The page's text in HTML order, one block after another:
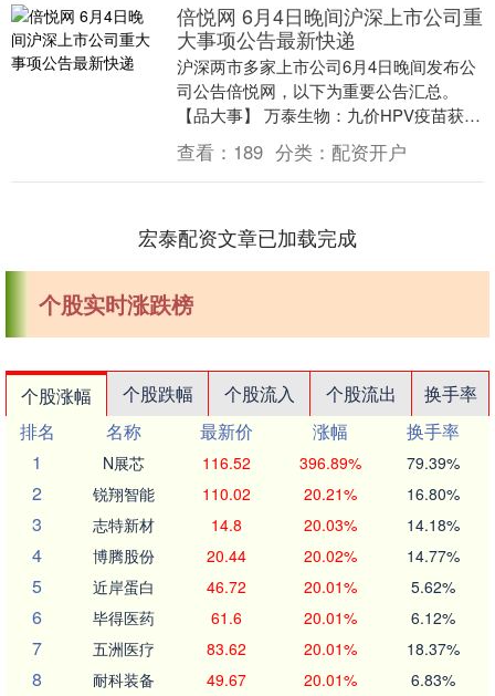
倍悦网 6月4日晚间沪深上市公司重
大事项公告最新快递
沪深两市多家上市公司6月4日晚间发布公
司公告倍悦网，以下为重要公告汇总。
【品大事】 万泰生物：九价HPV疫苗获批
上市 万泰生物公告，公司全资子公司厦门
万泰沧海....
查看： 189 分类： 配资开户
宏泰配资文章已加载完成
个股实时涨跌榜
个股涨幅 个股跌幅 个股流入 个股流出
换手率
排名
名称 最新价 涨幅
换手率
1
N展芯 116.52 396.89% 79.39%
2 锐翔智能 110.02 20.21% 16.80%
3 志特新材 14.8 20.03% 14.18%
4 博腾股份 20.44 20.02% 14.77%
5 近岸蛋白 46.72 20.01% 5.62%
6 毕得医药 61.6 20.01% 6.12%
7 五洲医疗 83.62 20.01% 18.37%
8 耐科装备 49.67 20.01% 6.83%